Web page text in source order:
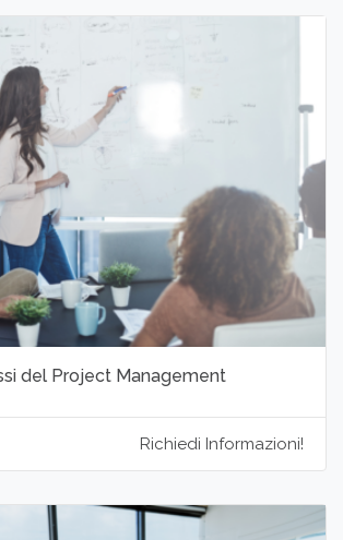
del Project Management
Richiedi Informazioni!